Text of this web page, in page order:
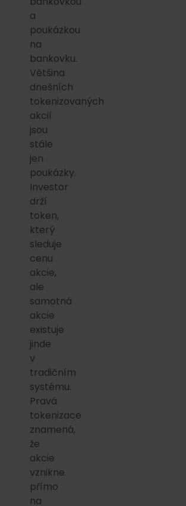
a
poukázkou
na
bankovku.
Většina
dnešních
tokenizovaných
akcií
jsou
stále
jen
poukázky.
Investor
drží
token,
který
sleduje
cenu
akcie,
ale
samotná
akcie
existuje
jinde
v
tradičním
systému.
Pravá
tokenizace
znamená,
že
akcie
vznikne
přímo
na